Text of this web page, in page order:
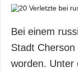
der Ukraine
Politik
Wirtschaft
Militär
Bei einem
Stadt
worden. Unter